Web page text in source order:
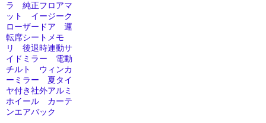
ラ 純正フロアマ
ット イージーク
ローザードア 運
転席シートメモ
リ 後退時連動サ
イドミラー 電動
チルト ウィンカ
ーミラー 夏タイ
ヤ付き社外アルミ
ホイール カーテ
ンエアバック